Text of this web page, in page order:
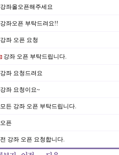
강좌올오픈해주세요
강좌오픈 부탁드려요!!
강좌 오픈 요청
강좌 오픈 부탁드립니다.
강좌 요청드려요
강좌 요청이요~
모든 강좌 오픈 부탁드립니다.
오픈
전 강좌 오픈 요청합니다.